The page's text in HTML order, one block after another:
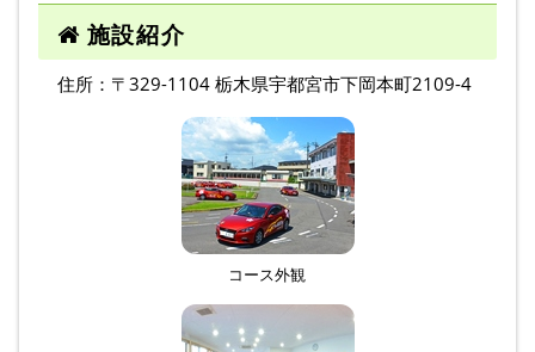
施設紹介
住所：〒329-1104 栃木県宇都宮市下岡本町2109-4
コース外観